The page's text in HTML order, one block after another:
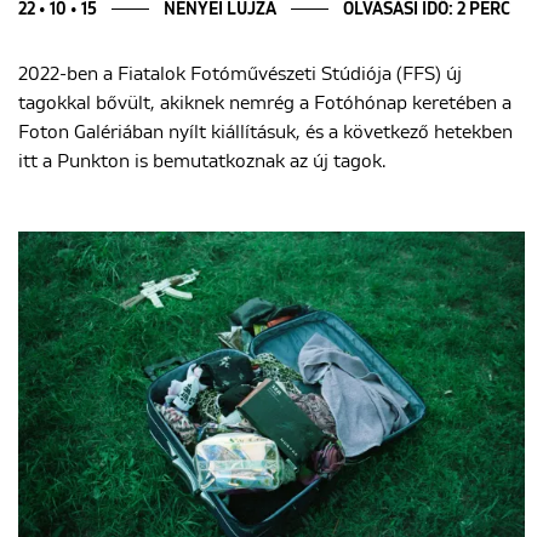
Blog
Rólunk
ENGLISH
22 • 10 • 15 NÉNYEI LUJZA OLVASÁSI IDŐ: 2 PERC
2022-ben a Fiatalok Fotóművészeti Stúdiója (FFS) új
tagokkal bővült, akiknek nemrég a Fotóhónap keretében a
Foton Galériában nyílt kiállításuk, és a következő hetekben
itt a Punkton is bemutatkoznak az új tagok.